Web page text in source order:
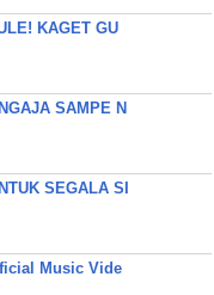
KAGET GU
SAMPE N
SEGALA SI
Music Vide